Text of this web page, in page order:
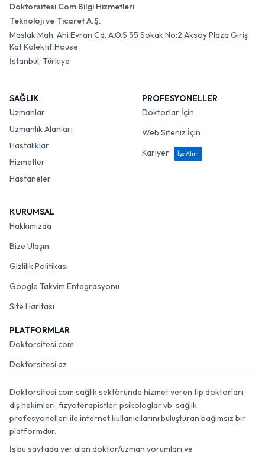
Doktorsitesi Com Bilgi Hizmetleri
Teknoloji ve Ticaret A.Ş.
Maslak Mah. Ahi Evran Cd. A.O.S 55 Sokak No:2 Aksoy Plaza Giriş
Kat Kolektif House
İstanbul, Türkiye
SAĞLIK
Uzmanlar
Uzmanlık Alanları
Hastalıklar
Hizmetler
Hastaneler
PROFESYONELLER
Doktorlar İçin
Web Siteniz İçin
Kariyer
İşe Alım
KURUMSAL
Hakkımızda
Bize Ulaşın
Gizlilik Politikası
Google Takvim Entegrasyonu
Site Haritası
PLATFORMLAR
Doktorsitesi.com
Doktorsitesi.az
Doktorsitesi.com sağlık sektöründe hizmet veren tıp doktorları,
diş hekimleri, fizyoterapistler, psikologlar vb. sağlık
profesyonelleri ile internet kullanıcılarını buluşturan bağımsız bir
platformdur.
İş bu sayfada yer alan doktor/uzman yorumları ve